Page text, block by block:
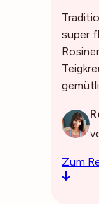
super
Zum